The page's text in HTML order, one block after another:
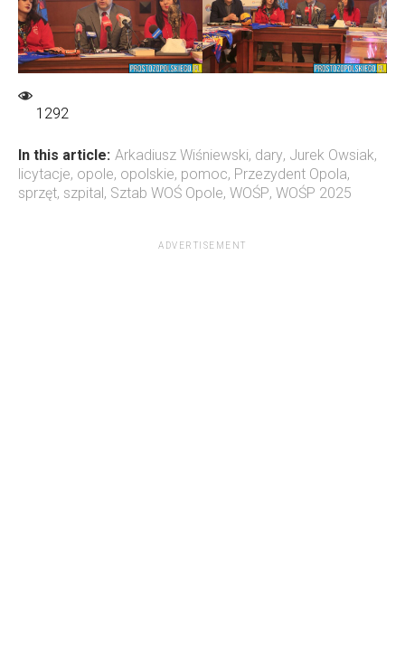
1292
In this article: Arkadiusz Wiśniewski, dary, Jurek Owsiak,
licytacje, opole, opolskie, pomoc, Przezydent Opola,
sprzęt, szpital , Sztab WOŚ Opole, WOŚP, WOŚP 2025
ADVERTISEMENT